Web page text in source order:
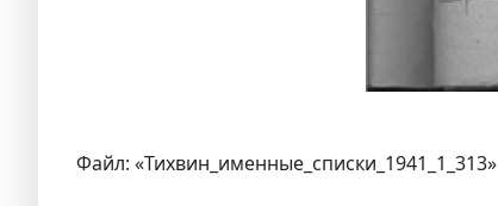
Файл: «Тихвин_именные_списки_1941_1_313»